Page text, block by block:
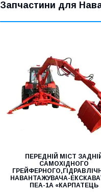
Запчастини для
ПЕРЕДНІЙ МІСТ
САМОХІДНОГО
НАВАНТАЖУВАЧА-
ПЕА-1А «КАРПАТЕЦЬ